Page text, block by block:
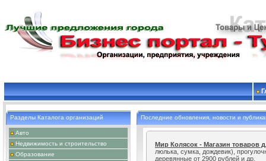
Разделы Каталога организаций
Авто
Недвижимость и строительство
Образование
Последние обновления, новости и
Мир Колясок - Магазин товаров
люлька, сумка, дождевик),
деревянные от 2900 рублей и др.